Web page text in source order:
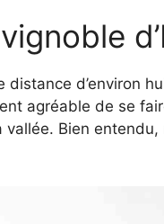
d’environ
agréable de se
Bien entendu,